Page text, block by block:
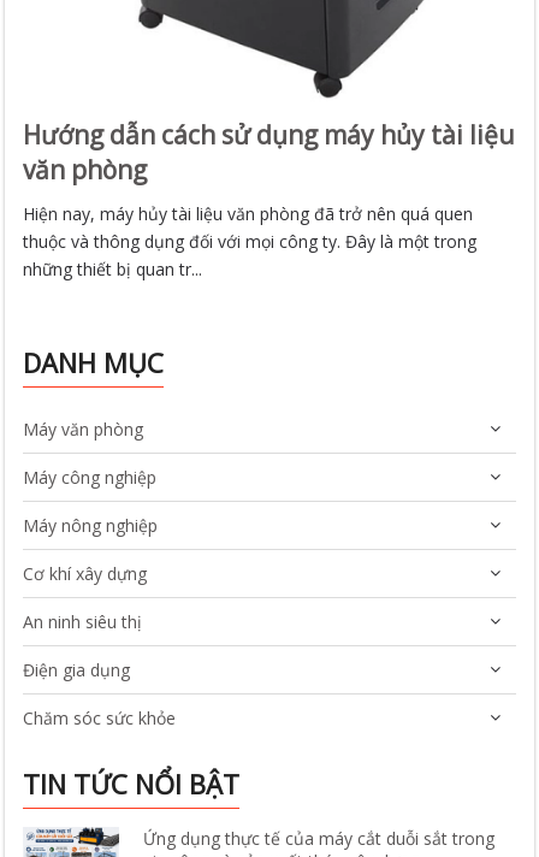
Hướng dẫn cách sử dụng máy hủy tài liệu
văn phòng
Hiện nay, máy hủy tài liệu văn phòng đã trở nên quá quen
thuộc và thông dụng đối với mọi công ty. Đây là một trong
những thiết bị quan tr...
DANH MỤC
Máy văn phòng
Máy công nghiệp
Máy nông nghiệp
Cơ khí xây dựng
An ninh siêu thị
Điện gia dụng
Chăm sóc sức khỏe
TIN TỨC NỔI BẬT
Ứng dụng thực tế của máy cắt duỗi sắt trong